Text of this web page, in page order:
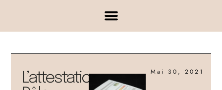
L’attestation
Mai 30, 2021